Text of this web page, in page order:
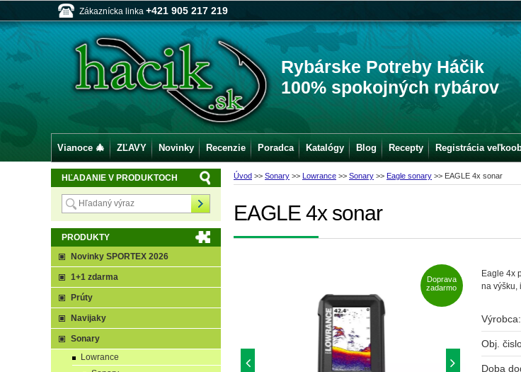
Zákaznícka linka +421 905 217 219
Rybárske Potreby Háčik
100% spokojných rybárov
Úvod >> Sonary >> Lowrance >> Sonary >> Eagle sonary >> EAGLE 4x sonar
EAGLE 4x sonar
Doprava
zadarmo
Eagle 4x
na výšku,
Výrobca:
Obj.
Doba
HĽADANIE V PRODUKTOCH
PRODUKTY
Novinky SPORTEX 2026
1+1 zdarma
Prúty
Navijaky
Sonary
Lowrance
Vianoce 🎄 ZĽAVY Novinky Recenzie Poradca Katalógy Blog Recepty Registrácia